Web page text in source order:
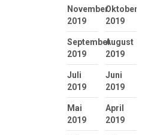
November
2019
Oktober
2019
September
2019
August
2019
Juli
2019
Juni
2019
Mai
2019
April
2019